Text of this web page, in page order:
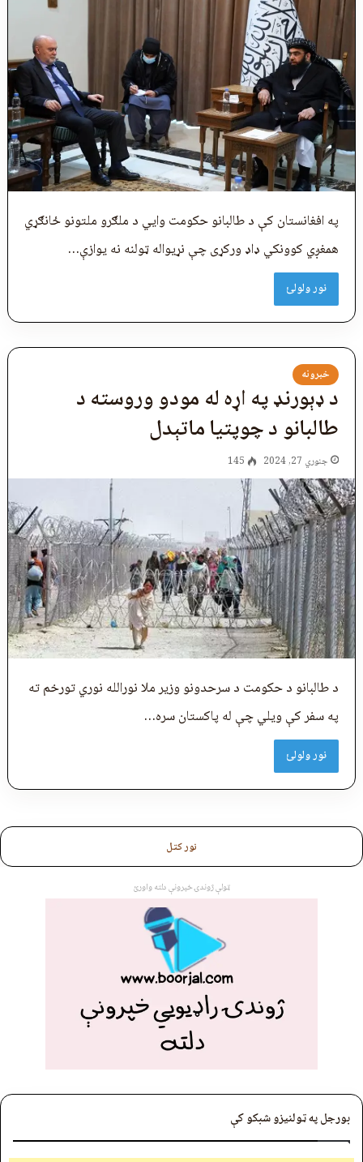
په افغانستان کې د طالبانو حکومت وايي د ملګرو ملتونو ځانګړي
همغږي کوونکي ډاډ ورکړی چې نړیواله ټولنه نه یوازې…
نور ولولئ
خبرونه
د ډېورنډ په اړه له مودو وروسته د
طالبانو د چوپتیا ماتېدل
جنوري 27, 2024 145
د طالبانو د حکومت د سرحدونو وزیر ملا نورالله نوري تورخم ته
په سفر کې ویلي چې له پاکستان سره…
نور ولولئ
نور کتل
ټولې ژوندۍ خپرونې دلته واورئ
بورجل په ټولنیزو شبکو کې